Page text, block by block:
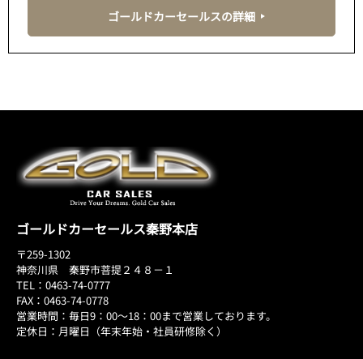
ゴールドカーセールスの詳細
ゴールドカーセールス秦野本店
〒259-1302
神奈川県 秦野市菩提２４８－１
TEL：0463-74-0777
FAX：0463-74-0778
営業時間：毎日9：00～18：00まで営業しております。
定休日：月曜日（年末年始・社員研修除く）